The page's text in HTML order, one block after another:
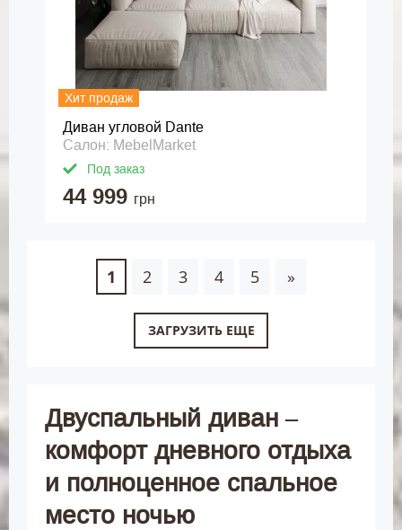
Хит продаж
Диван угловой Dante
Салон: MebelMarket
Под заказ
44 999 грн
1 2 3 4 5 »
ЗАГРУЗИТЬ ЕЩЕ
Двуспальный диван –
комфорт дневного отдыха
и полноценное спальное
место ночью